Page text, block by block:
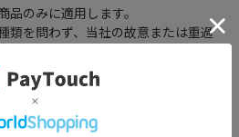
のみに適用します。
を問わず、当社の故意または重過
に起こった損害、または、販売商品
用不能から生ずる損害等のこれらに
機能停止期間）、データまたはプロ
間接的損害については責任を負いま